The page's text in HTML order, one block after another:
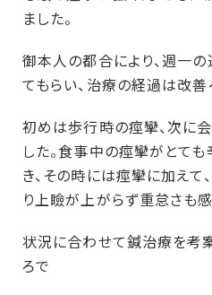
ました。
御本人の都合により、週一
てもらい、治療の経過は改善
初めは歩行時の痙攣、次に
した。食事中の痙攣がとて
き、その時には痙攣に加えて
り上瞼が上がらず重怠さも感
状況に合わせて鍼治療を考
ろで